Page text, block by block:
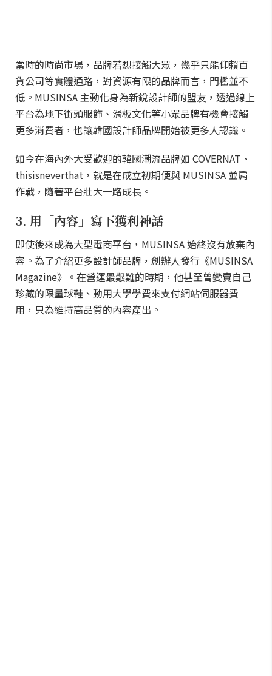
當時的時尚市場，品牌若想接觸大眾，幾乎只能仰賴百
貨公司等實體通路，對資源有限的品牌而言，門檻並不
低。MUSINSA 主動化身為新銳設計師的盟友，透過線上
平台為地下街頭服飾、滑板文化等小眾品牌有機會接觸
更多消費者，也讓韓國設計師品牌開始被更多人認識。
如今在海內外大受歡迎的韓國潮流品牌如 COVERNAT、
thisisneverthat，就是在成立初期便與 MUSINSA 並肩
作戰，隨著平台壯大一路成長。
3. 用「內容」寫下獲利神話
即使後來成為大型電商平台，MUSINSA 始終沒有放棄內
容。為了介紹更多設計師品牌，創辦人發行《MUSINSA
Magazine》。在營運最艱難的時期，他甚至曾變賣自己
珍藏的限量球鞋、動用大學學費來支付網站伺服器費
用，只為維持高品質的內容產出。